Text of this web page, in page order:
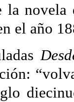
la
el año